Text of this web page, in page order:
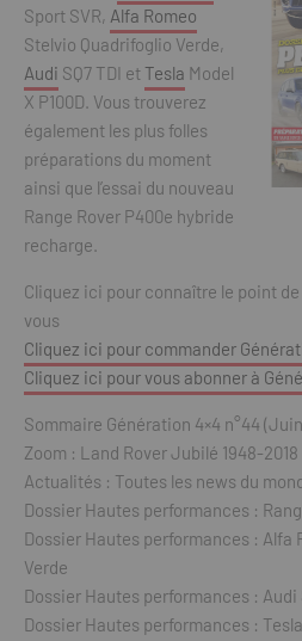
Sport SVR, Alfa Romeo
Stelvio Quadrifoglio Verde,
Audi SQ7 TDI et Tesla Model
X P100D. Vous trouverez
également les plus folles
préparations du moment
ainsi que l’essai du nouveau
Range Rover P400e hybride
recharge.
Cliquez ici pour connaître le point
vous
Cliquez ici pour commander
Cliquez ici pour vous abonner à
Sommaire Génération 4×4 n°44
Zoom : Land Rover Jubilé 1948-2018
Actualités : Toutes les news du
Dossier Hautes performances :
Dossier Hautes performances : Alfa
Verde
Dossier Hautes performances : Audi
Dossier Hautes performances :